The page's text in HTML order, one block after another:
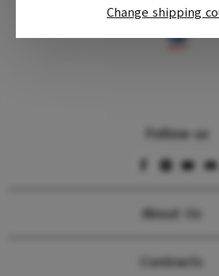
Follow us
About Us
Contracts
Change shipping